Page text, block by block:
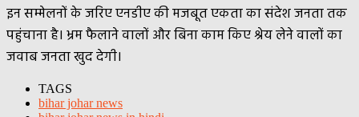
इन सम्मेलनों के जरिए एनडीए की मजबूत एकता का संदेश जनता तक
पहुंचाना है। भ्रम फैलाने वालों और बिना काम किए श्रेय लेने वालों का
जवाब जनता खुद देगी।
TAGS
bihar johar news